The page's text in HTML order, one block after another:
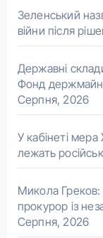
Зеленський
війни після
Державні
Фонд
Серпня, 2026
У кабінеті
лежать
Микола
прокурор із
Серпня, 2026